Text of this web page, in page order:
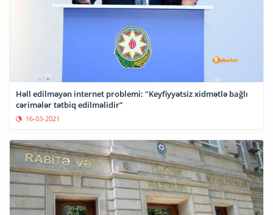
Həll edilməyən internet problemi: "Keyfiyyətsiz xidmətlə bağlı
cərimələr tətbiq edilməlidir”
16-03-2021